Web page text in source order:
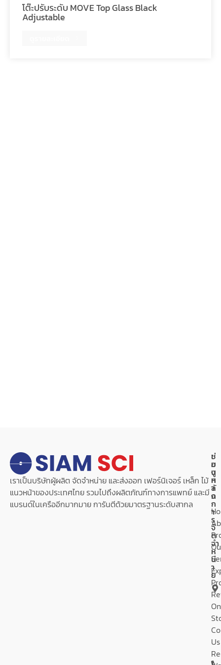
โต๊ะปรับระดับ MOVE Top Glass Black
Adjustable
เราเป็นบริษัทผู้ผลิต จัดจำหน่าย และส่งออก เฟอร์นิเจอร์ เหล็ก ไม้
แนวหน้าของประเทศไทย รวมไปถึงผลิตภัณฑ์ทางการแพทย์ และมี
แบรนด์ในเครืออีกมากมาย การันตีด้วยมาตรฐานระดับสากล
เ
ม
นู
ห
ลั
ก
Us
ช่
อ
ง
ท
า
ง
ก
า
ร
จั
ด
จำ
ห
น่
า
ย